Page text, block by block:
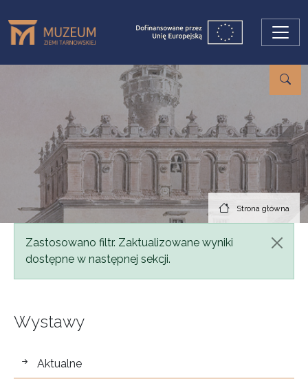
Strona główna
Komunikat
Zastosowano filtr. Zaktualizowane wyniki
dostępne w następnej sekcji.
Wystawy
wystawy
Aktualne